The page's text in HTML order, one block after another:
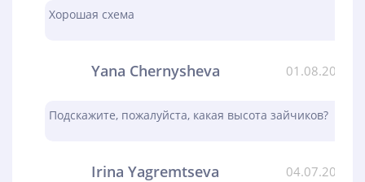
Хорошая схема
Yana Chernysheva 01.08.2023
Подскажите, пожалуйста, какая высота зайчиков?
Irina Yagremtseva 04.07.2023